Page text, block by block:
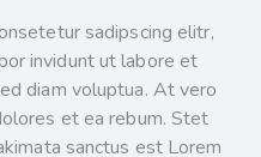
sadipscing elitr,
invidunt ut labore et
diam voluptua. At vero
et ea rebum. Stet
sanctus est Lorem